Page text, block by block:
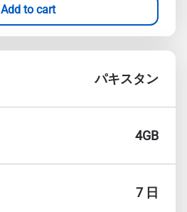
Add to cart
パキスタン
4GB
7 日